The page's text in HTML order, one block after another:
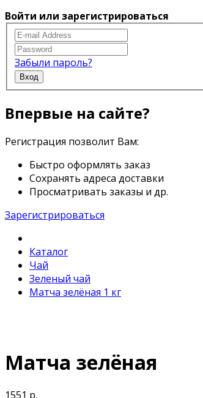
Войти или зарегистрироваться
Забыли пароль?
Вход
Впервые на сайте?
Регистрация позволит Вам:
Быстро оформлять заказ
Сохранять адреса доставки
Просматривать заказы и др.
Зарегистрироваться
Каталог
Чай
Зеленый чай
Матча зелёная 1 кг
Матча зелёная
1551 р.